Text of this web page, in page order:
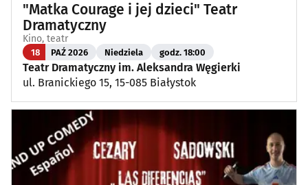
"Matka Courage i jej dzieci" Teatr
Dramatyczny
Kino, teatr
18 PAŹ 2026 Niedziela godz. 18:00
Teatr Dramatyczny im. Aleksandra Węgierki
ul. Branickiego 15, 15-085 Białystok